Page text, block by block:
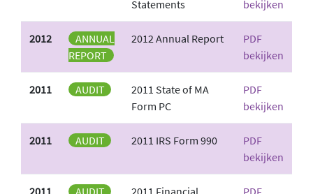
Statements
bekijken
2012
ANNUAL
REPORT
2012 Annual Report
PDF
bekijken
2011 AUDIT
2011 State of MA
Form PC
PDF
bekijken
2011 AUDIT 2011 IRS Form 990
PDF
bekijken
2011 AUDIT
2011 Financial
PDF